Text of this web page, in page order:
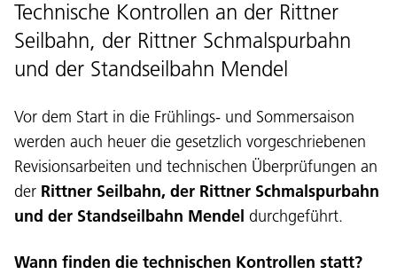
Technische Kontrollen an der Rittner
Seilbahn, der Rittner Schmalspurbahn
und der Standseilbahn Mendel
Vor dem Start in die Frühlings- und Sommersaison
werden auch heuer die gesetzlich vorgeschriebenen
Revisionsarbeiten und technischen Überprüfungen an
der Rittner Seilbahn, der Rittner Schmalspurbahn
und der Standseilbahn Mendel durchgeführt.
Wann finden die technischen Kontrollen statt?